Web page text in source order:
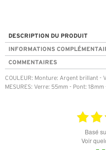
DESCRIPTION DU PRODUIT
INFORMATIONS
COMMENTAIRES
COULEUR: Monture: Argent brillant -
MESURES: Verre: 55mm - Pont:
basé
Voir